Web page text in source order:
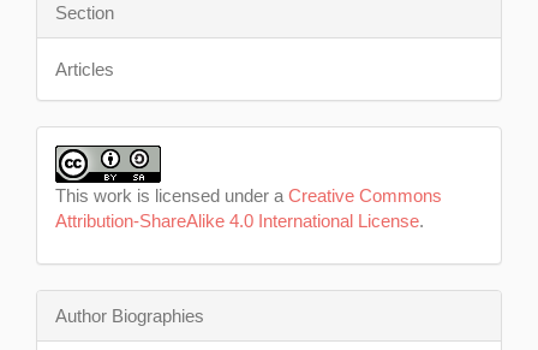
Section
Articles
This work is licensed under a Creative Commons
Attribution-ShareAlike 4.0 International License.
Author Biographies